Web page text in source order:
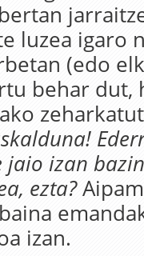
luzea igaro
(edo
behar dut,
jaio izan
ezta?
izan.